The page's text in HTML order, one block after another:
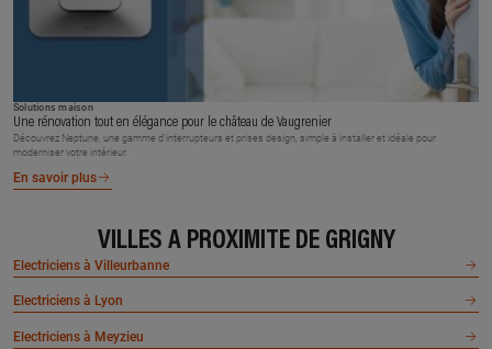
Solutions maison
Une rénovation tout en élégance pour le château de Vaugrenier
Découvrez Neptune, une gamme d’interrupteurs et prises design, simple à installer et idéale pour
moderniser votre intérieur.
En savoir plus
VILLES À PROXIMITÉ DE GRIGNY
Electriciens à Villeurbanne
Electriciens à Lyon
Electriciens à Meyzieu